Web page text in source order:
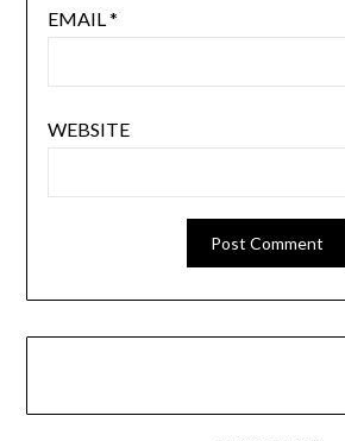
EMAIL*
WEBSITE